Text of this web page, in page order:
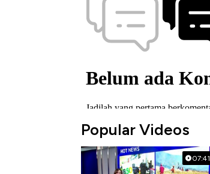
Popular Videos
07:41